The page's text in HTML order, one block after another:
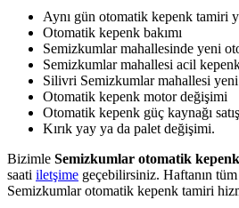
Aynı gün otomatik kepenk tamiri
Otomatik kepenk bakımı
Semizkumlar mahallesinde yeni
Semizkumlar mahallesi acil
Silivri Semizkumlar mahallesi
Otomatik kepenk motor değişimi
Otomatik kepenk güç kaynağı
Kırık yay ya da palet değişimi.
Bizimle Semizkumlar otomatik
saati iletşime geçebilirsiniz. Haftanın
Semizkumlar otomatik kepenk tamiri